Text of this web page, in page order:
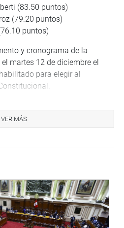
(83.50 puntos)
(79.20 puntos)
puntos)
y cronograma de la
martes 12 de diciembre el
para elegir al
VER MÁS